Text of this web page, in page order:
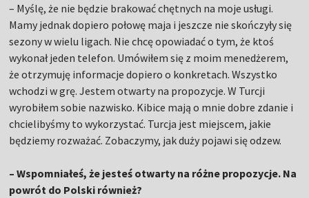
– Myślę, że nie będzie brakować chętnych na moje usługi.
Mamy jednak dopiero połowę maja i jeszcze nie skończyły się
sezony w wielu ligach. Nie chcę opowiadać o tym, że ktoś
wykonał jeden telefon. Umówiłem się z moim menedżerem,
że otrzymuję informacje dopiero o konkretach. Wszystko
wchodzi w grę. Jestem otwarty na propozycje. W Turcji
wyrobiłem sobie nazwisko. Kibice mają o mnie dobre zdanie i
chcielibyśmy to wykorzystać. Turcja jest miejscem, jakie
będziemy rozważać. Zobaczymy, jak duży pojawi się odzew.
– Wspomniałeś, że jesteś otwarty na różne propozycje. Na
powrót do Polski również?